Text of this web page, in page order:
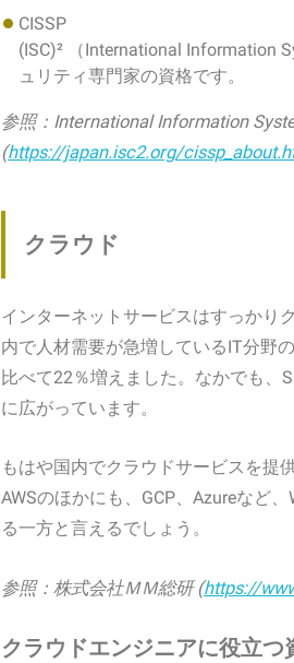
CISSP
(ISC)² （International Information
ュリティ専門家の資格です。
参照：International Information
(https://japan.isc2.org/
クラウド
インターネットサービスはすっかり
内で人材需要が急増しているIT分野
比べて22％増えました。なかでも、
に広がっています。
もはや国内でクラウドサービスを提
AWSのほかにも、GCP、Azureなど
る一方と言えるでしょう。
参照：株式会社ＭＭ総研 (https://
クラウドエンジニアに役立つ